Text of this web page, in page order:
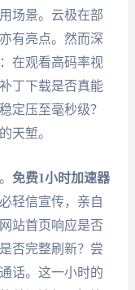
场景。云极在部
有亮点。然而深
在观看高码率视
丁下载是否真能
定压至毫秒级？
天堑。
免费1小时加速器
轻信宣传，亲自
站首页响应是否
否完整刷新？尝
话。这一小时的